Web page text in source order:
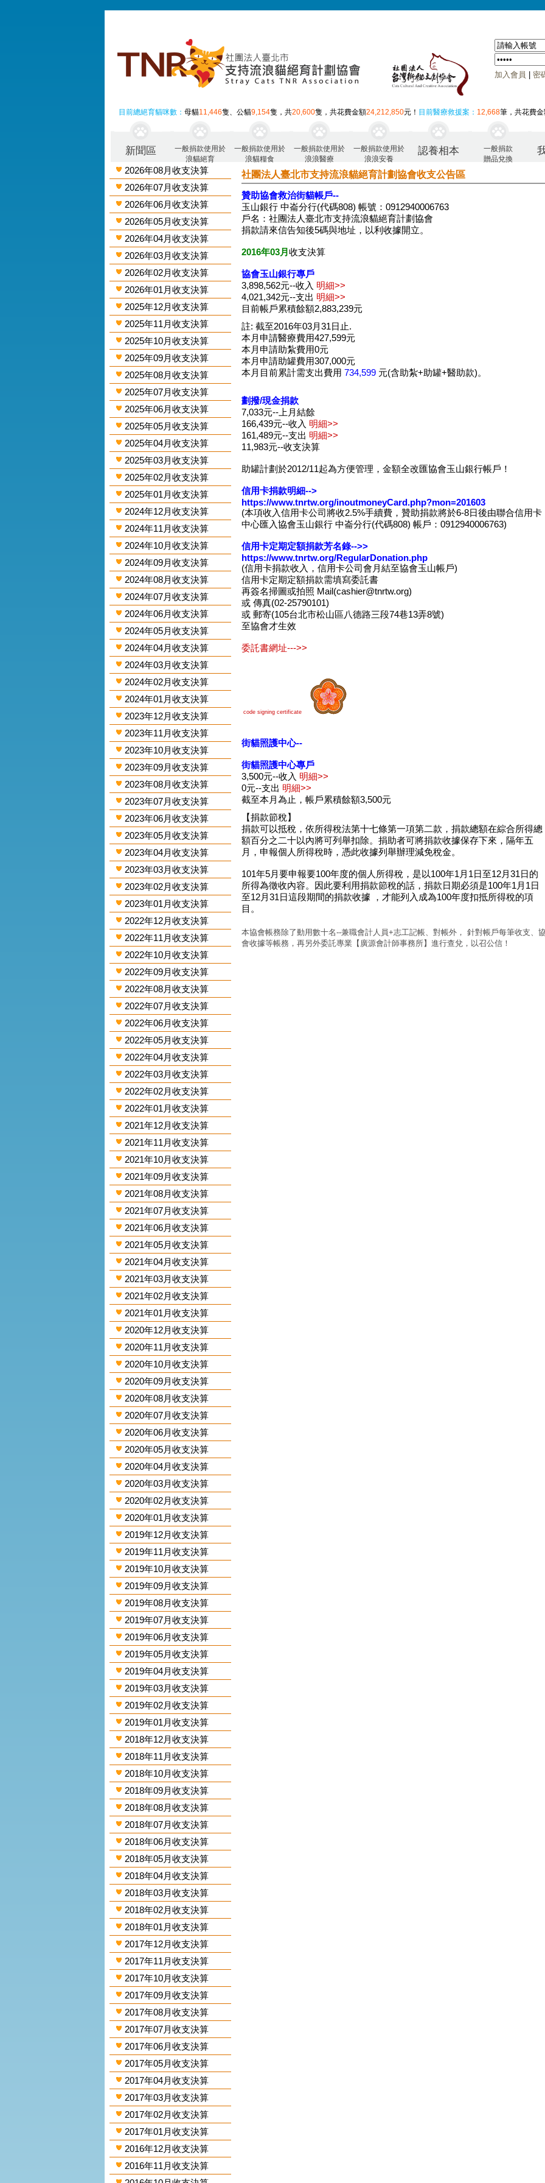
加入會員 密
目前總絕育貓咪數： 母貓11,446隻、公貓9,154隻，共20,600隻，共花費金額24,212,850元！ 目前醫療救援案： 12,668筆，共花費金
新聞區
一般捐款使用於
浪貓絕育
一般捐款使用於
浪貓糧食
一般捐款使用於
浪浪醫療
一般捐款使用於
浪浪安養
認養相本
一般捐款
贈品兌換
2026年08月收支決算
2026年07月收支決算
2026年06月收支決算
2026年05月收支決算
2026年04月收支決算
2026年03月收支決算
2026年02月收支決算
2026年01月收支決算
2025年12月收支決算
2025年11月收支決算
2025年10月收支決算
2025年09月收支決算
2025年08月收支決算
2025年07月收支決算
2025年06月收支決算
2025年05月收支決算
2025年04月收支決算
2025年03月收支決算
2025年02月收支決算
2025年01月收支決算
2024年12月收支決算
2024年11月收支決算
2024年10月收支決算
2024年09月收支決算
2024年08月收支決算
2024年07月收支決算
2024年06月收支決算
2024年05月收支決算
2024年04月收支決算
2024年03月收支決算
2024年02月收支決算
2024年01月收支決算
2023年12月收支決算
2023年11月收支決算
2023年10月收支決算
2023年09月收支決算
2023年08月收支決算
2023年07月收支決算
2023年06月收支決算
2023年05月收支決算
2023年04月收支決算
2023年03月收支決算
2023年02月收支決算
2023年01月收支決算
2022年12月收支決算
2022年11月收支決算
2022年10月收支決算
2022年09月收支決算
2022年08月收支決算
2022年07月收支決算
2022年06月收支決算
2022年05月收支決算
2022年04月收支決算
2022年03月收支決算
2022年02月收支決算
2022年01月收支決算
2021年12月收支決算
2021年11月收支決算
2021年10月收支決算
2021年09月收支決算
2021年08月收支決算
2021年07月收支決算
2021年06月收支決算
2021年05月收支決算
2021年04月收支決算
2021年03月收支決算
2021年02月收支決算
2021年01月收支決算
2020年12月收支決算
2020年11月收支決算
2020年10月收支決算
2020年09月收支決算
2020年08月收支決算
2020年07月收支決算
2020年06月收支決算
2020年05月收支決算
2020年04月收支決算
2020年03月收支決算
2020年02月收支決算
2020年01月收支決算
2019年12月收支決算
2019年11月收支決算
2019年10月收支決算
2019年09月收支決算
2019年08月收支決算
2019年07月收支決算
2019年06月收支決算
2019年05月收支決算
2019年04月收支決算
2019年03月收支決算
2019年02月收支決算
2019年01月收支決算
2018年12月收支決算
2018年11月收支決算
2018年10月收支決算
2018年09月收支決算
2018年08月收支決算
2018年07月收支決算
2018年06月收支決算
2018年05月收支決算
2018年04月收支決算
2018年03月收支決算
2018年02月收支決算
2018年01月收支決算
2017年12月收支決算
2017年11月收支決算
2017年10月收支決算
2017年09月收支決算
2017年08月收支決算
2017年07月收支決算
2017年06月收支決算
2017年05月收支決算
2017年04月收支決算
2017年03月收支決算
2017年02月收支決算
2017年01月收支決算
2016年12月收支決算
2016年11月收支決算
社團法人臺北市支持流浪貓絕育計劃協會收支公告區
贊助協會救治街貓帳戶--
玉山銀行 中崙分行(代碼808) 帳號：0912940006763
戶名：社團法人臺北市支持流浪貓絕育計劃協會
捐款請來信告知後5碼與地址，以利收據開立。
2016年03月 收支決算
協會玉山銀行專戶
3,898,562元--收入 明細>>
4,021,342元--支出 明細>>
目前帳戶累積餘額2,883,239元
註: 截至2016年03月31日止.
本月申請醫療費用427,599元
本月申請助紮費用0元
本月申請助罐費用307,000元
本月目前累計需支出費用 734,599元(含助紮+助罐+醫助款)。
劃撥/現金捐款
7,033元--上月結餘
166,439元--收入 明細>>
161,489元--支出 明細>>
11,983元--收支決算
助罐計劃於2012/11起為方便管理，金額全改匯協會玉山銀行帳戶！
信用卡捐款明細-->
https://www.tnrtw.org/inoutmoneyCard.php?mon=201603
(本項收入信用卡公司將收2.5%手續費，贊助捐款將於6-8日後由聯合信用卡
中心匯入協會玉山銀行 中崙分行(代碼808) 帳戶：0912940006763)
信用卡定期定額捐款芳名錄-->>
https://www.tnrtw.org/RegularDonation.php
(信用卡捐款收入，信用卡公司會月結至協會玉山帳戶)
信用卡定期定額捐款需填寫委託書
再簽名掃圖或拍照 Mail(cashier@tnrtw.org)
或 傳真(02-25790101)
或 郵寄(105台北市松山區八德路三段74巷13弄8號)
至協會才生效
委託書網址--->>
code signing certificate
街貓照護中心--
街貓照護中心專戶
3,500元--收入 明細>>
0元--支出 明細>>
截至本月為止，帳戶累積餘額3,500元
【捐款節稅】
捐款可以抵稅，依所得稅法第十七條第一項第二款，捐款總額在綜合所得總
額百分之二十以內將可列舉扣除。捐助者可將捐款收據保存下來，隔年五
月，申報個人所得稅時，憑此收據列舉辦理減免稅金。
101年5月要申報要100年度的個人所得稅，是以100年1月1日至12月31日的
所得為徵收內容。因此要利用捐款節稅的話，捐款日期必須是100年1月1日
至12月31日這段期間的捐款收據 ，才能列入成為100年度扣抵所得稅的項
目。
本協會帳務除了動用數十名--兼職會計人員+志工記帳、對帳外， 針對帳戶每筆收支、
會收據等帳務，再另外委託專業【廣源會計師事務所】進行查兌，以召公信！